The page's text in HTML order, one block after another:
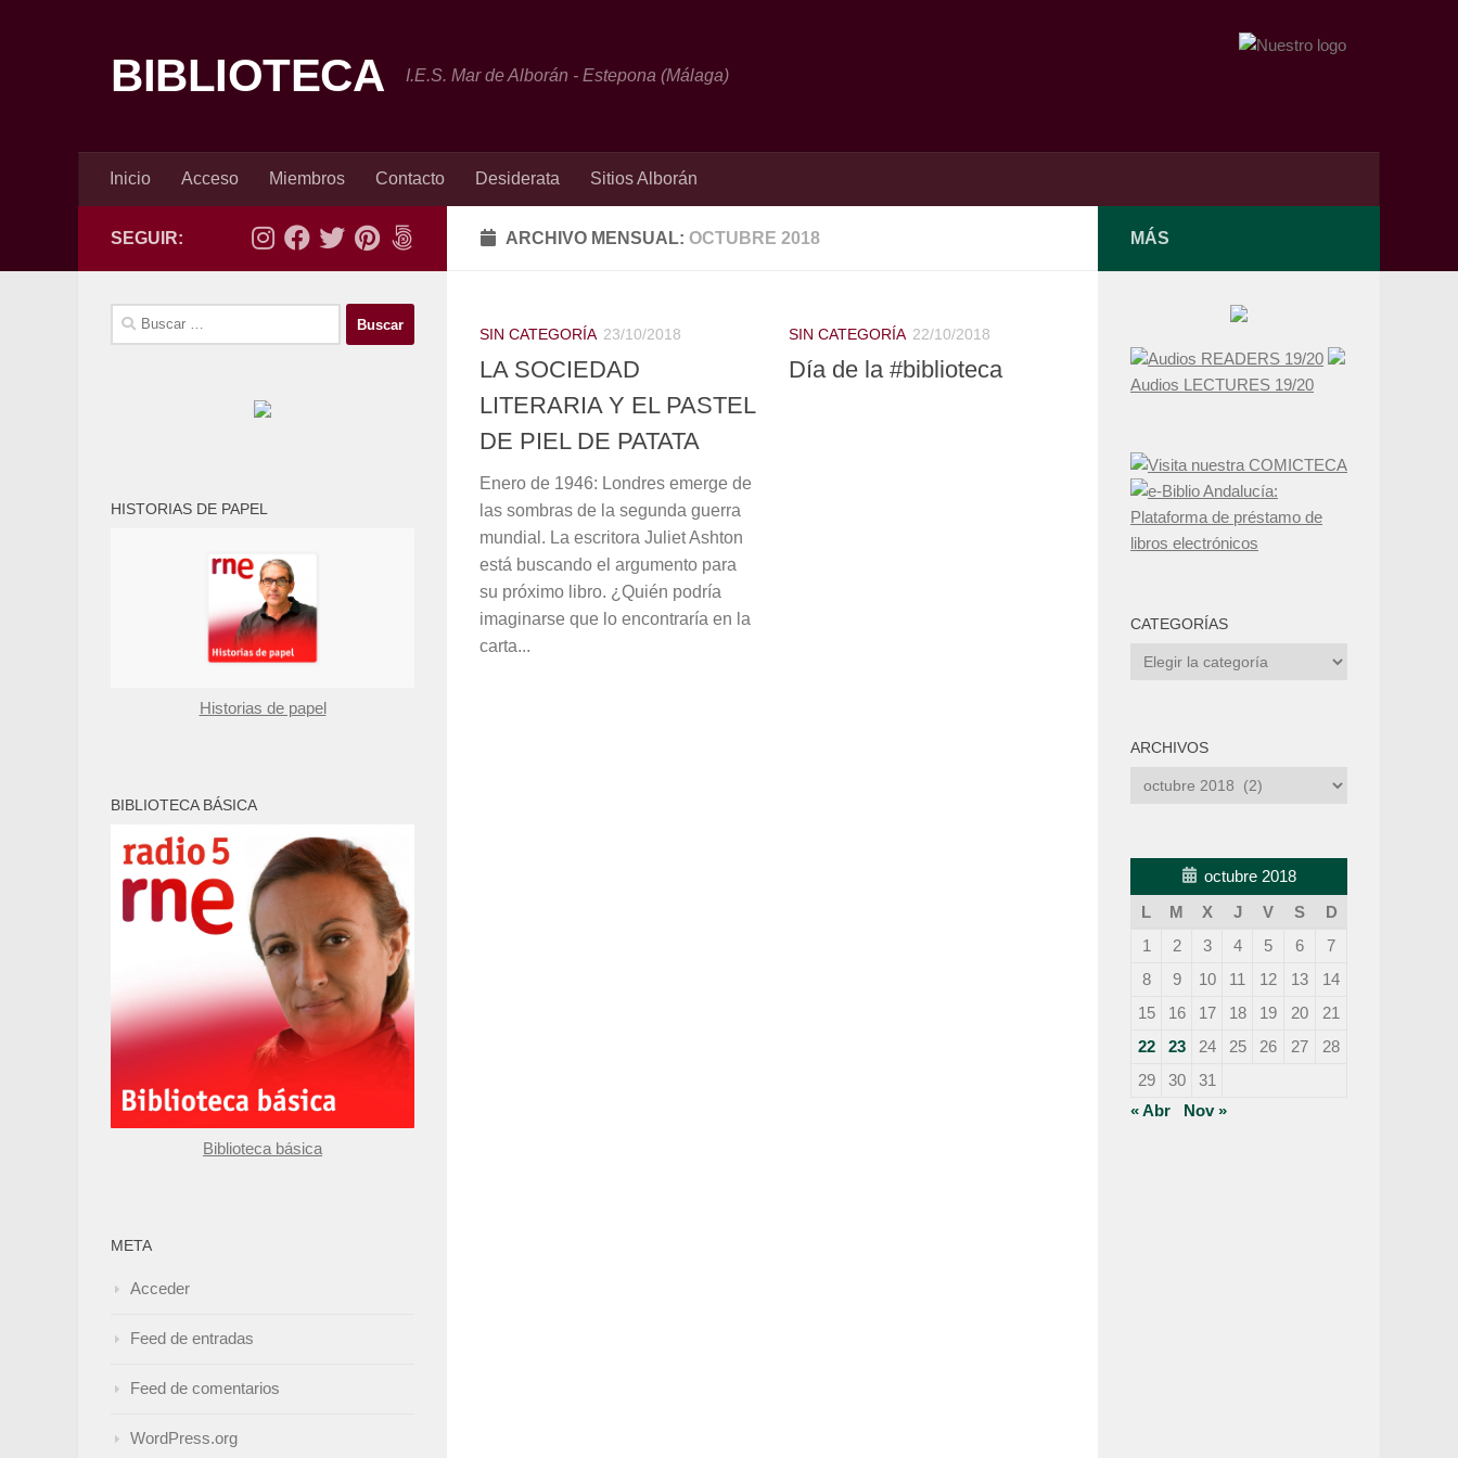
BIBLIOTECA I.E.S. Mar de Alborán - Estepona (Málaga)
Inicio Acceso Miembros Contacto Desiderata Sitios Alborán
ARCHIVO MENSUAL: OCTUBRE 2018
SIN CATEGORÍA 23/10/2018
LA SOCIEDAD
LITERARIA Y EL PASTEL
DE PIEL DE PATATA
Enero de 1946: Londres emerge de
las sombras de la segunda guerra
mundial. La escritora Juliet Ashton
está buscando el argumento para
su próximo libro. ¿Quién podría
imaginarse que lo encontraría en la
carta...
SIN CATEGORÍA 22/10/2018
Día de la #biblioteca
SEGUIR:
Buscar:
HISTORIAS DE PAPEL
Historias de papel
BIBLIOTECA BÁSICA
Biblioteca básica
META
Acceder
Feed de entradas
Feed de comentarios
WordPress.org
MÁS
Audios READERS 19/20
Audios LECTURES 19/20
CATEGORÍAS
Categorías
ARCHIVOS
Archivos
octubre 2018
L
M X J V S
D
1
2 3 4 5 6
7
8
9 10 11 12 13
14
15
16 17 18 19 20
21
22
23 24 25 26 27
28
29
30
31
« Abr
Nov »